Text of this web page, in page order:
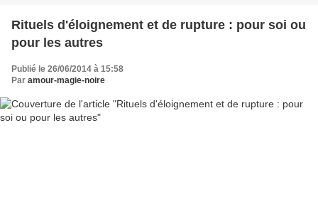
Rituels d'éloignement et de rupture : pour soi ou
pour les autres
Publié le 26/06/2014 à 15:58
Par amour-magie-noire